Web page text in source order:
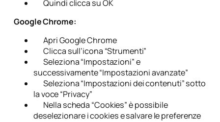
Quindi clicca su OK
Google Chrome:
Apri Google Chrome
Clicca sull’icona “Strumenti”
Seleziona “Impostazioni” e
successivamente “Impostazioni avanzate”
Seleziona “Impostazioni dei contenuti” sotto
la voce “Privacy”
Nella scheda “Cookies” è possibile
deselezionare i cookies e salvare le preferenze